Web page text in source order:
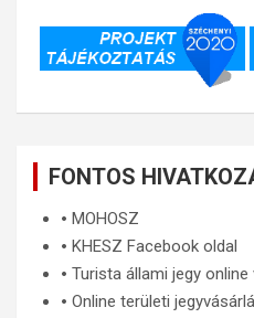
FONTOS
🞄 MOHOSZ
🞄 KHESZ Facebook oldal
🞄 Turista állami jegy online
🞄 Online területi